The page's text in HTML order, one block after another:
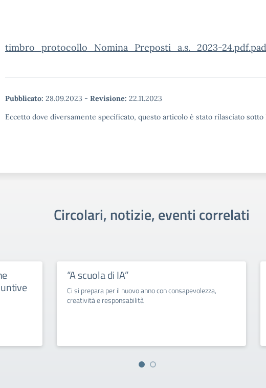
timbro_protocollo_Nomina_Preposti_a.s._2023-
Pubblicato: 28.09.2023 - Revisione: 22.11.2023
Eccetto dove diversamente specificato, questo articolo è stato rilasciato
Circolari, notizie, eventi correlati
“A scuola di IA”
Ci si prepara per il nuovo anno con consapevolezza,
creatività e responsabilità